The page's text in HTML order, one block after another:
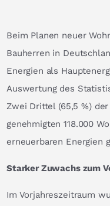
Beim Planen neuer
Bauherren in
Energien als
Auswertung des
Zwei Drittel (65,5 %)
genehmigten 118.000
erneuerbaren Energien
Starker Zuwachs zum
Im Vorjahreszeitraum